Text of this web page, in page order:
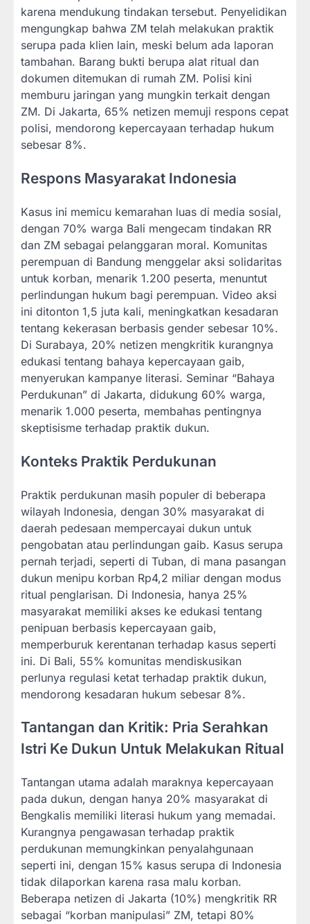
karena mendukung tindakan tersebut. Penyelidikan
mengungkap bahwa ZM telah melakukan praktik
serupa pada klien lain, meski belum ada laporan
tambahan. Barang bukti berupa alat ritual dan
dokumen ditemukan di rumah ZM. Polisi kini
memburu jaringan yang mungkin terkait dengan
ZM. Di Jakarta, 65% netizen memuji respons cepat
polisi, mendorong kepercayaan terhadap hukum
sebesar 8%.
Respons Masyarakat Indonesia
Kasus ini memicu kemarahan luas di media sosial,
dengan 70% warga Bali mengecam tindakan RR
dan ZM sebagai pelanggaran moral. Komunitas
perempuan di Bandung menggelar aksi solidaritas
untuk korban, menarik 1.200 peserta, menuntut
perlindungan hukum bagi perempuan. Video aksi
ini ditonton 1,5 juta kali, meningkatkan kesadaran
tentang kekerasan berbasis gender sebesar 10%.
Di Surabaya, 20% netizen mengkritik kurangnya
edukasi tentang bahaya kepercayaan gaib,
menyerukan kampanye literasi. Seminar “Bahaya
Perdukunan” di Jakarta, didukung 60% warga,
menarik 1.000 peserta, membahas pentingnya
skeptisisme terhadap praktik dukun.
Konteks Praktik Perdukunan
Praktik perdukunan masih populer di beberapa
wilayah Indonesia, dengan 30% masyarakat di
daerah pedesaan mempercayai dukun untuk
pengobatan atau perlindungan gaib. Kasus serupa
pernah terjadi, seperti di Tuban, di mana pasangan
dukun menipu korban Rp4,2 miliar dengan modus
ritual penglarisan. Di Indonesia, hanya 25%
masyarakat memiliki akses ke edukasi tentang
penipuan berbasis kepercayaan gaib,
memperburuk kerentanan terhadap kasus seperti
ini. Di Bali, 55% komunitas mendiskusikan
perlunya regulasi ketat terhadap praktik dukun,
mendorong kesadaran hukum sebesar 8%.
Tantangan dan Kritik: Pria Serahkan
Istri Ke Dukun Untuk Melakukan Ritual
Tantangan utama adalah maraknya kepercayaan
pada dukun, dengan hanya 20% masyarakat di
Bengkalis memiliki literasi hukum yang memadai.
Kurangnya pengawasan terhadap praktik
perdukunan memungkinkan penyalahgunaan
seperti ini, dengan 15% kasus serupa di Indonesia
tidak dilaporkan karena rasa malu korban.
Beberapa netizen di Jakarta (10%) mengkritik RR
sebagai “korban manipulasi” ZM, tetapi 80%